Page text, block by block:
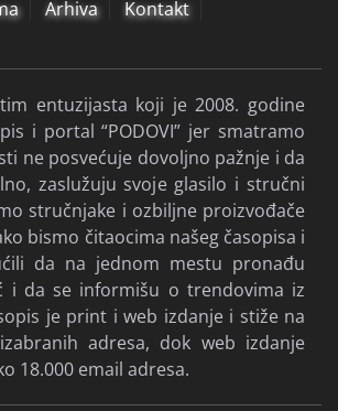
Arhiva Kontakt
entuzijasta koji je 2008. godine
i portal “PODOVI” jer smatramo
ne posvećuje dovoljno pažnje i da
zaslužuju svoje glasilo i stručni
stručnjake i ozbiljne proizvođače
bismo čitaocima našeg časopisa i
da na jednom mestu pronađu
i da se informišu o trendovima iz
je print i web izdanje i stiže na
adresa, dok web izdanje
18.000 email adresa.